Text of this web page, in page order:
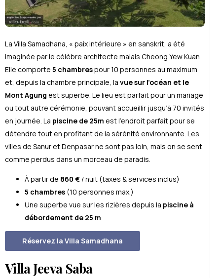
La Villa Samadhana, « paix intérieure » en sanskrit, a été
imaginée par le célèbre architecte malais Cheong Yew Kuan.
Elle comporte 5 chambrespour 10 personnes au maximum
et, depuis la chambre principale, la vue sur l’océan et le
Mont Agung est superbe. Le lieu est parfait pour un mariage
ou tout autre cérémonie, pouvant accueillir jusqu’à 70 invités
en journée. La piscine de 25m est l’endroit parfait pour se
détendre tout en profitant de la sérénité environnante. Les
villes de Sanur et Denpasar ne sont pas loin, mais on se sent
comme perdus dans un morceau de paradis.
À partir de 860 € / nuit (taxes & services inclus)
5 chambres (10 personnes max.)
Une superbe vue sur les rizières depuis la piscine à
débordement de 25 m
Réservez la Villa Samadhana
Villa Jeeva Saba